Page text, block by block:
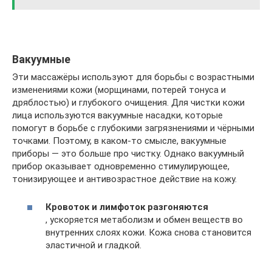
Вакуумные
Эти массажёры используют для борьбы с возрастными
изменениями кожи (морщинами, потерей тонуса и
дряблостью) и глубокого очищения. Для чистки кожи
лица используются вакуумные насадки, которые
помогут в борьбе с глубокими загрязнениями и чёрными
точками. Поэтому, в каком-то смысле, вакуумные
приборы — это больше про чистку. Однако вакуумный
прибор оказывает одновременно стимулирующее,
тонизирующее и антивозрастное действие на кожу.
Кровоток и лимфоток разгоняются
, ускоряется метаболизм и обмен веществ во
внутренних слоях кожи. Кожа снова становится
эластичной и гладкой.